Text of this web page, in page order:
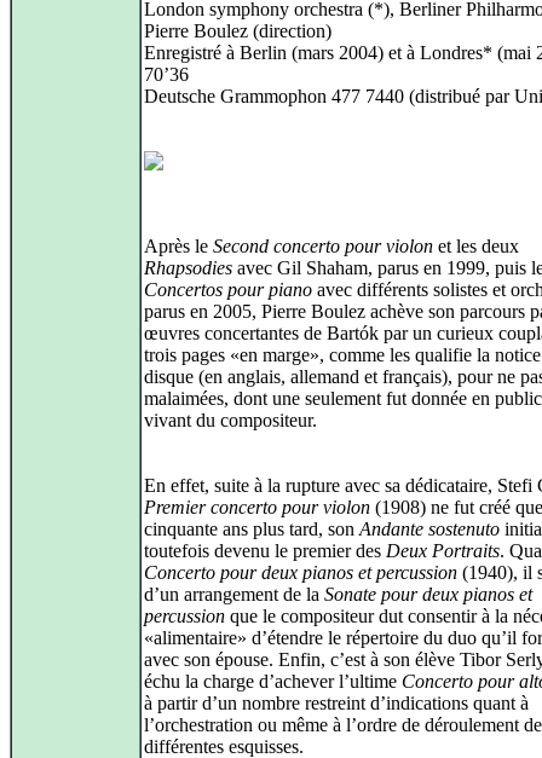
London symphony orchestra (*), Berliner
Pierre Boulez (direction)
Enregistré à Berlin (mars 2004) et à Londres* (mai
70’36
Deutsche Grammophon 477 7440 (distribué par
Après le Second concerto pour violon et les deux
Rhapsodies avec Gil Shaham, parus en 1999, puis
Concertos pour piano avec différents solistes et
parus en 2005, Pierre Boulez achève son parcours
œuvres concertantes de Bartók par un curieux
trois pages «en marge», comme les qualifie la
disque (en anglais, allemand et français), pour ne
malaimées, dont une seulement fut donnée en
vivant du compositeur.
En effet, suite à la rupture avec sa dédicataire, Stefi
Premier concerto pour violon (1908) ne fut créé que
cinquante ans plus tard, son Andante sostenuto
toutefois devenu le premier des Deux Portraits.
Concerto pour deux pianos et percussion (1940), il
d’un arrangement de la Sonate pour deux pianos et
percussion que le compositeur dut consentir à la
«alimentaire» d’étendre le répertoire du duo qu’il
avec son épouse. Enfin, c’est à son élève Tibor
échu la charge d’achever l’ultime Concerto pour
à partir d’un nombre restreint d’indications quant à
l’orchestration ou même à l’ordre de déroulement
différentes esquisses.